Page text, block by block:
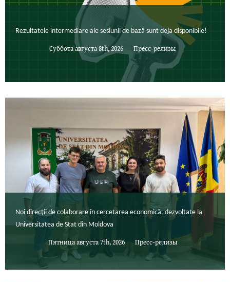
Rezultatele intermediare ale sesiunii de bază sunt deja disponibile!
Суббота августа 8th, 2026 Пресс-релизы
Noi direcții de colaborare în cercetarea economică, dezvoltate la
Universitatea de Stat din Moldova
Пятница августа 7th, 2026 Пресс-релизы